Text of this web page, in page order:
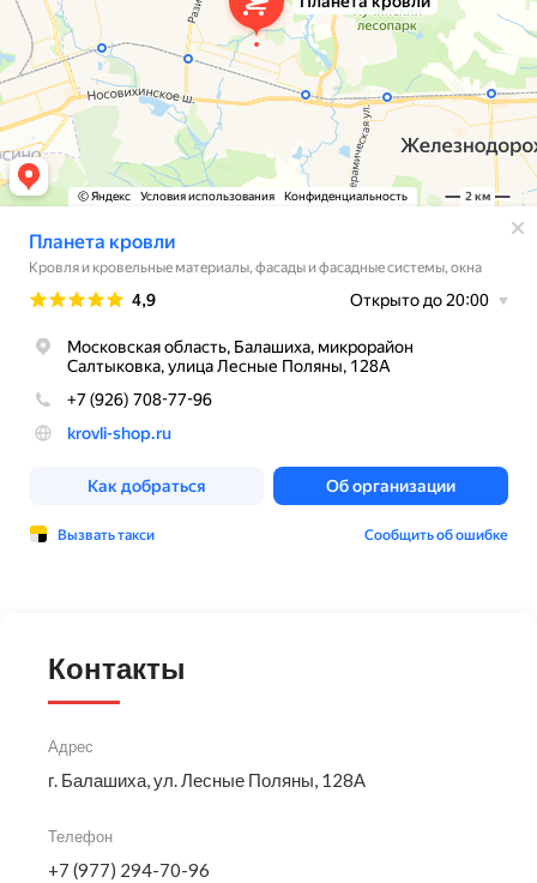
Контакты
Адрес
г. Балашиха, ул. Лесные Поляны, 128А
Телефон
+7 (977) 294-70-96